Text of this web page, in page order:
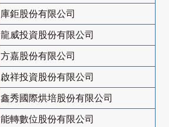
庫鉅股份有限公司
龍威投資股份有限公司
方嘉股份有限公司
啟祥投資股份有限公司
鑫秀國際烘培股份有限公司
能轉數位股份有限公司